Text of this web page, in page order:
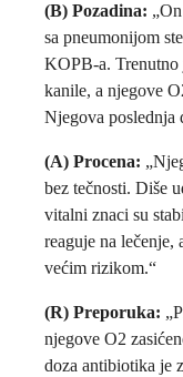
(B) Pozadina:
sa pneumonijom
KOPB-a. Trenutno
kanile, a njegove
Njegova poslednja
(A) Procena:
bez tečnosti. Diše
vitalni znaci su
reaguje na
većim rizikom.“
(R) Preporuka:
njegove O2
doza antibiotika je